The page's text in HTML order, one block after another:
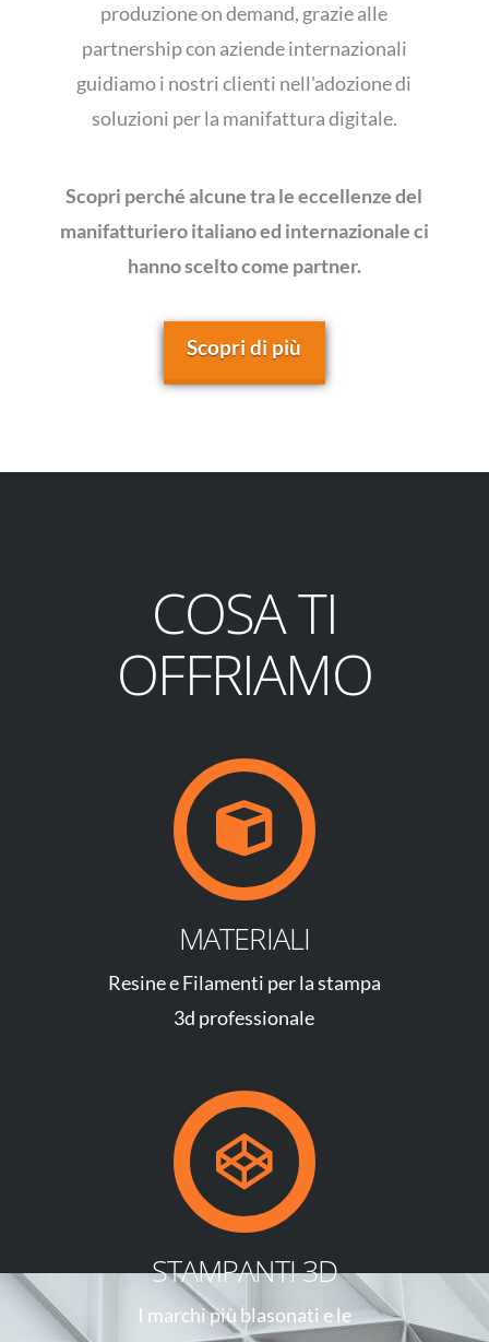
produzione on demand, grazie alle
partnership con aziende internazionali
guidiamo i nostri clienti nell'adozione di
soluzioni per la manifattura digitale.
Scopri perché alcune tra le eccellenze del
manifatturiero italiano ed internazionale ci
hanno scelto come partner.
Scopri di più
COSA TI
OFFRIAMO
MATERIALI
Resine e Filamenti per la stampa
3d professionale
STAMPANTI 3D
I marchi più blasonati e le